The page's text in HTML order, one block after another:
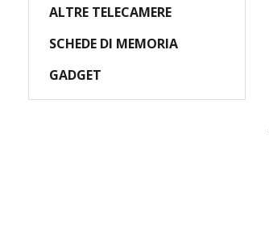
ALTRE TELECAMERE
SCHEDE DI MEMORIA
GADGET